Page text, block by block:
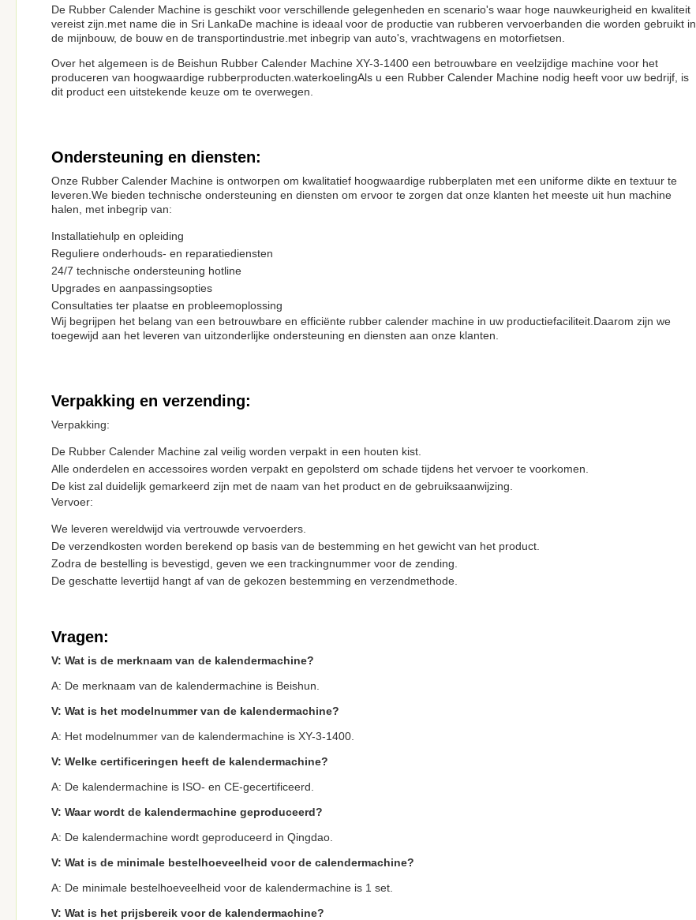
De Rubber Calender Machine is geschikt voor verschillende gelegenheden en scenario's waar hoge nauwkeurigheid en kwaliteit
vereist zijn.met name die in Sri LankaDe machine is ideaal voor de productie van rubberen vervoerbanden die worden gebruikt in
de mijnbouw, de bouw en de transportindustrie.met inbegrip van auto's, vrachtwagens en motorfietsen.
Over het algemeen is de Beishun Rubber Calender Machine XY-3-1400 een betrouwbare en veelzijdige machine voor het
produceren van hoogwaardige rubberproducten.waterkoelingAls u een Rubber Calender Machine nodig heeft voor uw bedrijf, is
dit product een uitstekende keuze om te overwegen.
Ondersteuning en diensten:
Onze Rubber Calender Machine is ontworpen om kwalitatief hoogwaardige rubberplaten met een uniforme dikte en textuur te
leveren.We bieden technische ondersteuning en diensten om ervoor te zorgen dat onze klanten het meeste uit hun machine
halen, met inbegrip van:
Installatiehulp en opleiding
Reguliere onderhouds- en reparatiediensten
24/7 technische ondersteuning hotline
Upgrades en aanpassingsopties
Consultaties ter plaatse en probleemoplossing
Wij begrijpen het belang van een betrouwbare en efficiënte rubber calender machine in uw productiefaciliteit.Daarom zijn we
toegewijd aan het leveren van uitzonderlijke ondersteuning en diensten aan onze klanten.
Verpakking en verzending:
Verpakking:
De Rubber Calender Machine zal veilig worden verpakt in een houten kist.
Alle onderdelen en accessoires worden verpakt en gepolsterd om schade tijdens het vervoer te voorkomen.
De kist zal duidelijk gemarkeerd zijn met de naam van het product en de gebruiksaanwijzing.
Vervoer:
We leveren wereldwijd via vertrouwde vervoerders.
De verzendkosten worden berekend op basis van de bestemming en het gewicht van het product.
Zodra de bestelling is bevestigd, geven we een trackingnummer voor de zending.
De geschatte levertijd hangt af van de gekozen bestemming en verzendmethode.
Vragen:
V: Wat is de merknaam van de kalendermachine?
A: De merknaam van de kalendermachine is Beishun.
V: Wat is het modelnummer van de kalendermachine?
A: Het modelnummer van de kalendermachine is XY-3-1400.
V: Welke certificeringen heeft de kalendermachine?
A: De kalendermachine is ISO- en CE-gecertificeerd.
V: Waar wordt de kalendermachine geproduceerd?
A: De kalendermachine wordt geproduceerd in Qingdao.
V: Wat is de minimale bestelhoeveelheid voor de calendermachine?
A: De minimale bestelhoeveelheid voor de kalendermachine is 1 set.
V: Wat is het prijsbereik voor de kalendermachine?